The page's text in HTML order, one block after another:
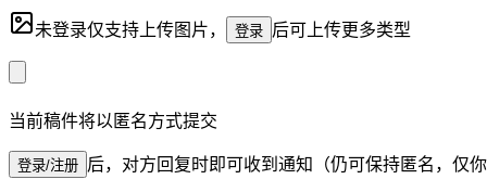
未登录仅支持上传图片， 登录 后可上传更多类型
当前稿件将以匿名方式提交
登录/注册 后，对方回复时即可收到通知（仍可保持匿名，仅